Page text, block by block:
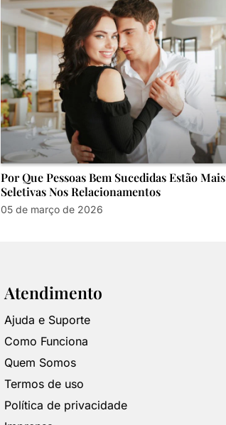
Por Que Pessoas Bem Sucedidas Estão Mais
Seletivas Nos Relacionamentos
05 de março de 2026
Atendimento
Ajuda e Suporte
Como Funciona
Quem Somos
Termos de uso
Política de privacidade